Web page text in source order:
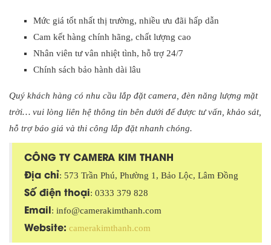
Mức giá tốt nhất thị trường, nhiều ưu đãi hấp dẫn
Cam kết hàng chính hãng, chất lượng cao
Nhân viên tư vân nhiệt tình, hỗ trợ 24/7
Chính sách bảo hành dài lâu
Quý khách hàng có nhu cầu lắp đặt camera, đèn năng lượng mặt
trời… vui lòng liên hệ thông tin bên dưới để được tư vấn, khảo sát,
hỗ trợ báo giá và thi công lắp đặt nhanh chóng.
CÔNG TY CAMERA KIM THANH
Địa chỉ: 573 Trần Phú, Phường 1, Bảo Lộc, Lâm Đồng
Số điện thoại: 0333 379 828
Email: info@camerakimthanh.com
Website: camerakimthanh.com